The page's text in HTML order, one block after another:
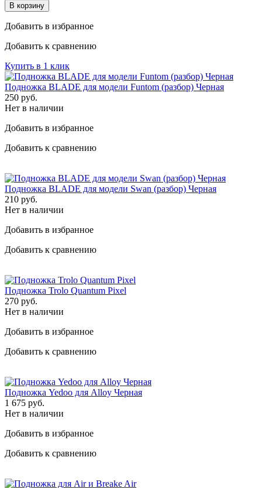
В корзину
Добавить в избранное
Добавить к сравнению
Купить в 1 клик
Подножка BLADE для модели Funtom (разбор) Черная
250 руб.
Нет в наличии
Добавить в избранное
Добавить к сравнению
Подножка BLADE для модели Swan (разбор) Черная
210 руб.
Нет в наличии
Добавить в избранное
Добавить к сравнению
Подножка Trolo Quantum Pixel
270 руб.
Нет в наличии
Добавить в избранное
Добавить к сравнению
Подножка Yedoo для Alloy Черная
1 675 руб.
Нет в наличии
Добавить в избранное
Добавить к сравнению